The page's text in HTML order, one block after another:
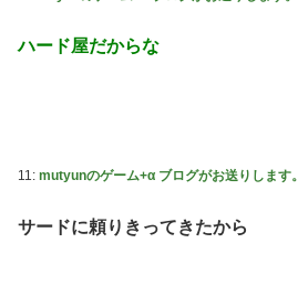
ハード屋だからな
11: mutyunのゲーム+α ブログがお送りします。
サードに頼りきってきたから